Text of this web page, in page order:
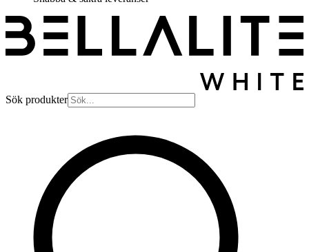
Sök produkter